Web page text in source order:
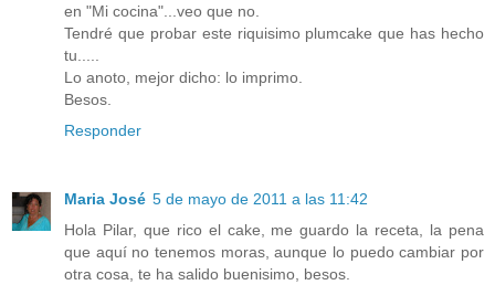
en "Mi cocina"...veo que no.
Tendré que probar este riquisimo plumcake que has hecho
tu.....
Lo anoto, mejor dicho: lo imprimo.
Besos.
Responder
Maria José 5 de mayo de 2011 a las 11:42
Hola Pilar, que rico el cake, me guardo la receta, la pena
que aquí no tenemos moras, aunque lo puedo cambiar por
otra cosa, te ha salido buenisimo, besos.